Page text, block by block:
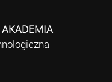
AKADEMIA